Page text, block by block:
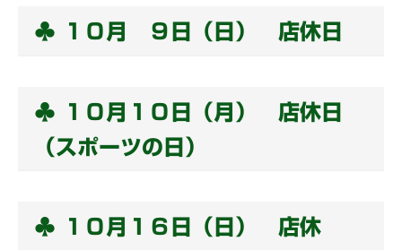
♣ １０月 ９日（日） 店休日
♣ １０月１０日（月） 店休日
（スポーツの日）
♣ １０月１６日（日） 店休